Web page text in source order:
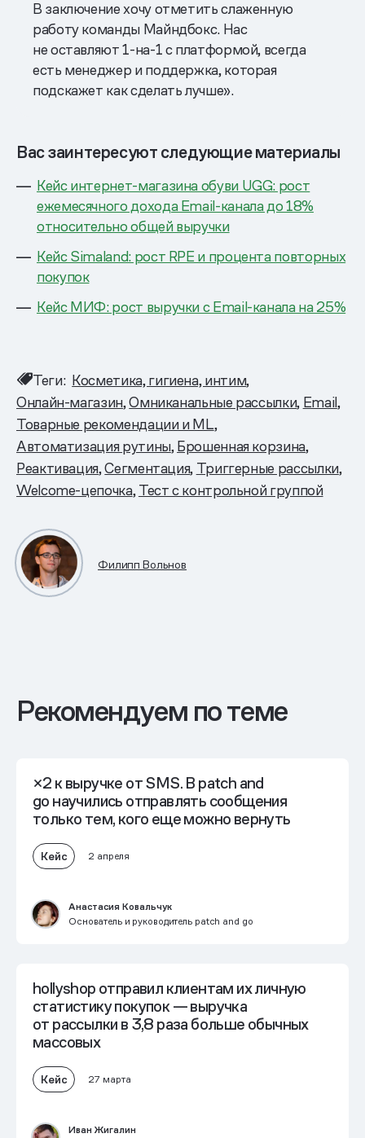
В заключение хочу отметить слаженную
работу команды Майндбокс. Нас
не оставляют 1-на-1 с платформой, всегда
есть менеджер и поддержка, которая
подскажет как сделать лучше».
Вас заинтересуют следующие материалы
Кейс интернет-магазина обуви UGG: рост
ежемесячного дохода Email-канала до 18%
относительно общей выручки
Кейс Simaland: рост RPE и процента повторных
покупок
Кейс МИФ: рост выручки с Email-канала на 25%
Теги: Косметика, гигиена, интим
Онлайн-магазин Омниканальные рассылки Email
Товарные рекомендации и ML
Автоматизация рутины Брошенная корзина
Реактивация Сегментация Триггерные рассылки
Welcome-цепочка Тест с контрольной группой
Филипп Вольнов
Рекомендуем по теме
×2 к выручке от SMS. В patch and
go научились отправлять сообщения
только тем, кого еще можно вернуть
Кейс 2 апреля
Анастасия Ковальчук
Основатель и руководитель patch and go
hollyshop отправил клиентам их личную
статистику покупок —выручка
от рассылки в 3,8 раза больше обычных
массовых
Кейс 27 марта
Иван Жигалин